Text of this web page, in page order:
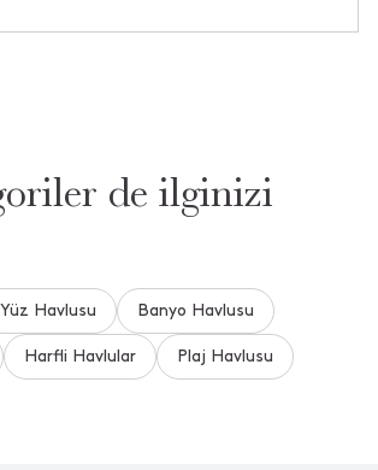
de ilginizi
Yüz Havlusu Banyo Havlusu
Harfli Havlular Plaj Havlusu